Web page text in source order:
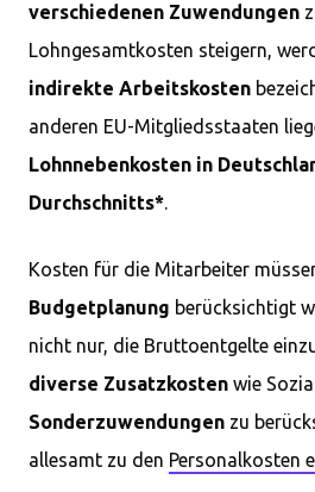
verschiedenen Zuwendungen
Lohngesamtkosten steigern,
indirekte Arbeitskosten
anderen EU-Mitgliedsstaaten
Lohnnebenkosten in
Durchschnitts*.
Kosten für die Mitarbeiter
Budgetplanung berücksichtigt
nicht nur, die Bruttoentgelte
diverse Zusatzkosten wie
Sonderzuwendungen zu
allesamt zu den Personalkosten